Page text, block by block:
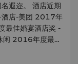
酒店近期